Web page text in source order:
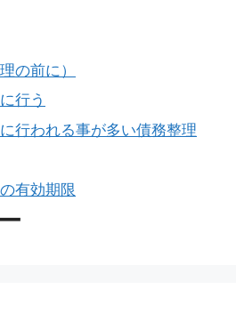
の前に）
行う
行われる事が多い債務整理
有効期限